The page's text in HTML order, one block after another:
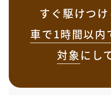
すぐ駆けつ
車で1時間以内
対象にし